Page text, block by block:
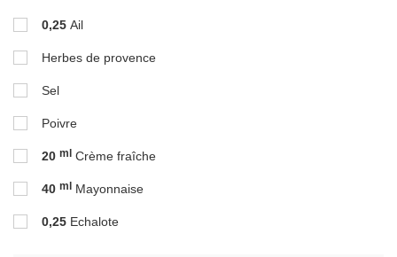
0,25 Ail
Herbes de provence
Sel
Poivre
20 ml Crème fraîche
40 ml Mayonnaise
0,25 Echalote